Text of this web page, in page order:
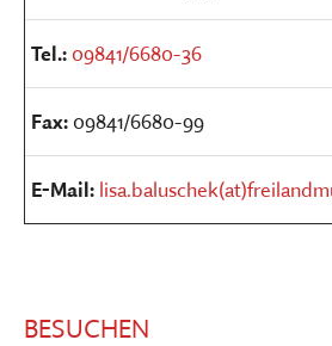
Tel.:09841/6680-36
Fax:09841/6680-99
E-Mail:
BESUCHEN